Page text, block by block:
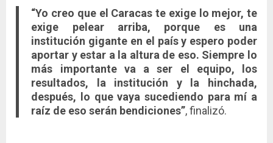
“Yo creo que el Caracas te exige lo mejor, te
exige pelear arriba, porque es una
institución gigante en el país y espero poder
aportar y estar a la altura de eso. Siempre lo
más importante va a ser el equipo, los
resultados, la institución y la hinchada,
después, lo que vaya sucediendo para mí a
raíz de eso serán bendiciones”, finalizó.